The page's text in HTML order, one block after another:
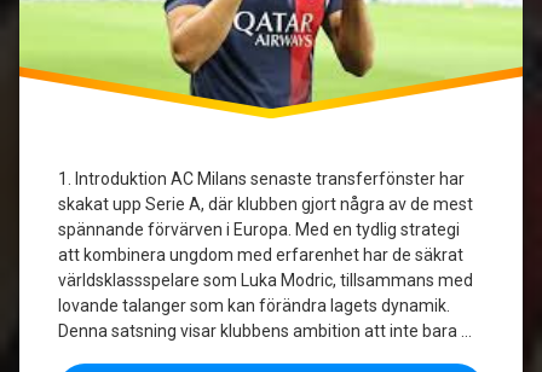
1. Introduktion AC Milans senaste transferfönster har
skakat upp Serie A, där klubben gjort några av de mest
spännande förvärven i Europa. Med en tydlig strategi
att kombinera ungdom med erfarenhet har de säkrat
världsklassspelare som Luka Modric, tillsammans med
lovande talanger som kan förändra lagets dynamik.
Denna satsning visar klubbens ambition att inte bara …